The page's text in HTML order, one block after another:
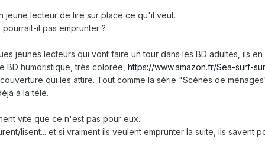
jeune lecteur de lire sur place ce qu'il veut.
il pas emprunter ?
jeunes lecteurs qui vont faire un tour dans les BD adultes, ils
BD humoristique, très colorée, https://www.amazon.fr/Sea-surf-
qui les attire. Tout comme la série "Scènes de
à la télé.
vite que ce n'est pas pour eux.
lisent... et si vraiment ils veulent emprunter la suite, ils savent